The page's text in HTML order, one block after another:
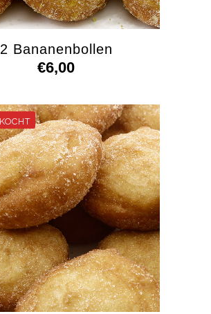
2 Bananenbollen
€6,00